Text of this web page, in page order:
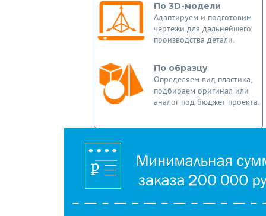
По 3D-модели
Адаптируем и подготовим
чертежи для дальнейшего
производства детали.
По образцу
Определяем вид пластика,
подбираем оригинал или
аналог под бюджет проекта.